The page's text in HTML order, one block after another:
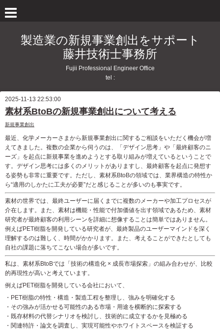
製造業の新規事業創出をサポート
藤井技術士事務所
Fujii Professional Engineer Office
tel :
2025-11-13 22:53:00
素材系BtoBの新規事業創出について考える
新規事業創出
最近、化学メーカーさまから新規事業創出に関するご相談をいただく機会が増
えてきました。複数の企業から伺うのは、「デザイン思考」や「最終顧客のニ
ーズ」を起点に新規事業を進めようとする取り組みが増えているということで
す。デザイン思考には多くのメリットがありますし、最終顧客を起点に発想す
る姿勢も非常に重要です。ただし、素材系BtoBの領域では、業界構造の特性か
ら“適用のしかたに工夫が必要”だと感じることが多いのも事実です。
素材の世界では、最終ユーザーに届くまでに複数のメーカーや加工プロセスが
介在します。また、素材は機能・性能で付加価値を出す領域であるため、素材
研究者が最終顧客の利用シーンを詳細に想像することは簡単ではありません。
例えばPET樹脂を開発している研究者が、最終製品のユーザーマインドを深く
理解するのは難しく、時間がかかります。また、考えることができたとしても
自社の課題に落ちてこない場合が多いです。
私は、素材系BtoBでは「技術の構造化 × 成長市場探索」の組み合わせが、比較
的再現性が高いと考えています。
例えばPET樹脂を開発している会社において、
・PET樹脂の特性・構造・製造工程を整理し、強みを明確化する
・その強みが活かせる可能性のある市場・用途を横断的に探索する
・既存材料の代替シナリオを検討し、技術的に成立するかを見極める
・関連特許・論文を調査し、実現可能性やホワイトスペースを検証する